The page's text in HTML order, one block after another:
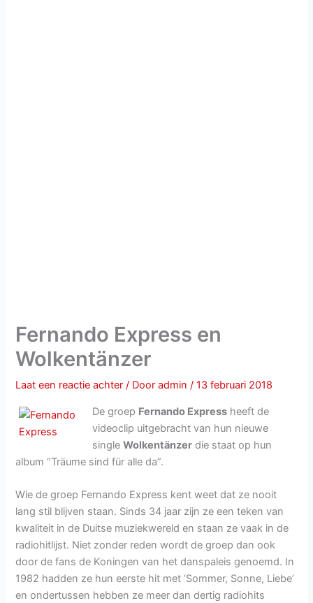
Fernando Express en
Wolkentänzer
Laat een reactie achter / Dooradmin/13 februari 2018
De groep Fernando Express heeft de
videoclip uitgebracht van hun nieuwe
singleWolkentänzer die staat op hun
album “Träume sind für alle da”.
Wie de groep Fernando Express kent weet dat ze nooit
lang stil blijven staan. Sinds 34 jaar zijn ze een teken van
kwaliteit in de Duitse muziekwereld en staan ze vaak in de
radiohitlijst. Niet zonder reden wordt de groep dan ook
door de fans de Koningen van het danspaleis genoemd. In
1982 hadden ze hun eerste hit met ‘Sommer, Sonne, Liebe’
en ondertussen hebben ze meer dan dertig radiohits